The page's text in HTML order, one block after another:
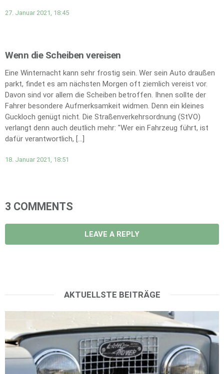
27. Januar 2021, 18:45
Wenn die Scheiben vereisen
Eine Winternacht kann sehr frostig sein. Wer sein Auto draußen
parkt, findet es am nächsten Morgen oft ziemlich vereist vor.
Davon sind vor allem die Scheiben betroffen. Ihnen sollte der
Fahrer besondere Aufmerksamkeit widmen. Denn ein kleines
Guckloch genügt nicht. Die Straßenverkehrsordnung (StVO)
verlangt denn auch deutlich mehr: "Wer ein Fahrzeug führt, ist
dafür verantwortlich, […]
18. Januar 2021, 18:51
3 COMMENTS
LEAVE A REPLY
AKTUELLSTE BEITRÄGE